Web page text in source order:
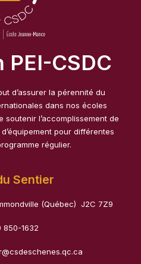
Sentier
(Québec) J2C 7Z9
850-1632
PEI-CSDC
d’assurer la pérennité du
dans nos écoles
l’accomplissement de
pour différentes
régulier.